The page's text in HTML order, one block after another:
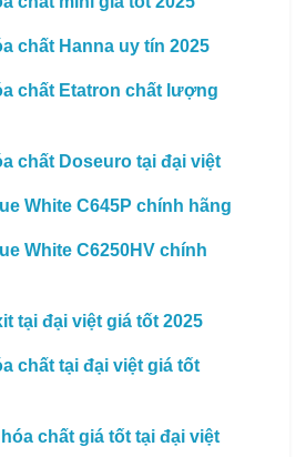
chất Hanna uy tín 2025
chất Etatron chất lượng
chất Doseuro tại đại việt
White C645P chính hãng
White C6250HV chính
tại đại việt giá tốt 2025
chất tại đại việt giá tốt
chất giá tốt tại đại việt